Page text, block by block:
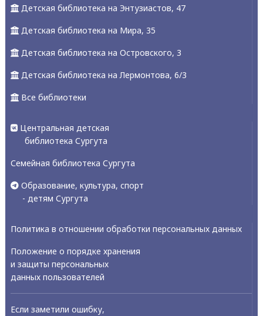
Детская библиотека на Энтузиастов, 47
Детская библиотека на Мира, 35
Детская библиотека на Островского, 3
Детская библиотека на Лермонтова, 6/3
Все библиотеки
Центральная детская
библиотека Сургута
Семейная библиотека Сургута
Образование, культура, спорт
- детям Сургута
Политика в отношении обработки персональных данных
Положение о порядке хранения
и защиты персональных
данных пользователей
Если заметили ошибку,